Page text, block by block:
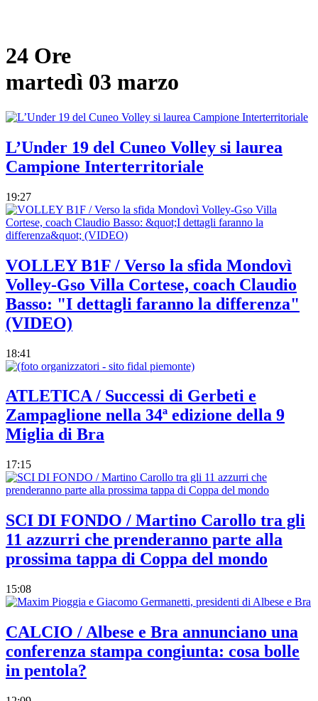
24 Ore
martedì 03 marzo
L’Under 19 del Cuneo Volley si laurea
Campione Interterritoriale
19:27
VOLLEY B1F / Verso la sfida Mondovì
Volley-Gso Villa Cortese, coach Claudio
Basso: "I dettagli faranno la differenza"
(VIDEO)
18:41
ATLETICA / Successi di Gerbeti e
Zampaglione nella 34ª edizione della 9
Miglia di Bra
17:15
SCI DI FONDO / Martino Carollo tra gli
11 azzurri che prenderanno parte alla
prossima tappa di Coppa del mondo
15:08
CALCIO / Albese e Bra annunciano una
conferenza stampa congiunta: cosa bolle
in pentola?